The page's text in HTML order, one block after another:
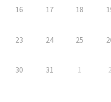
16 17 18
23 24 25
30 31 1